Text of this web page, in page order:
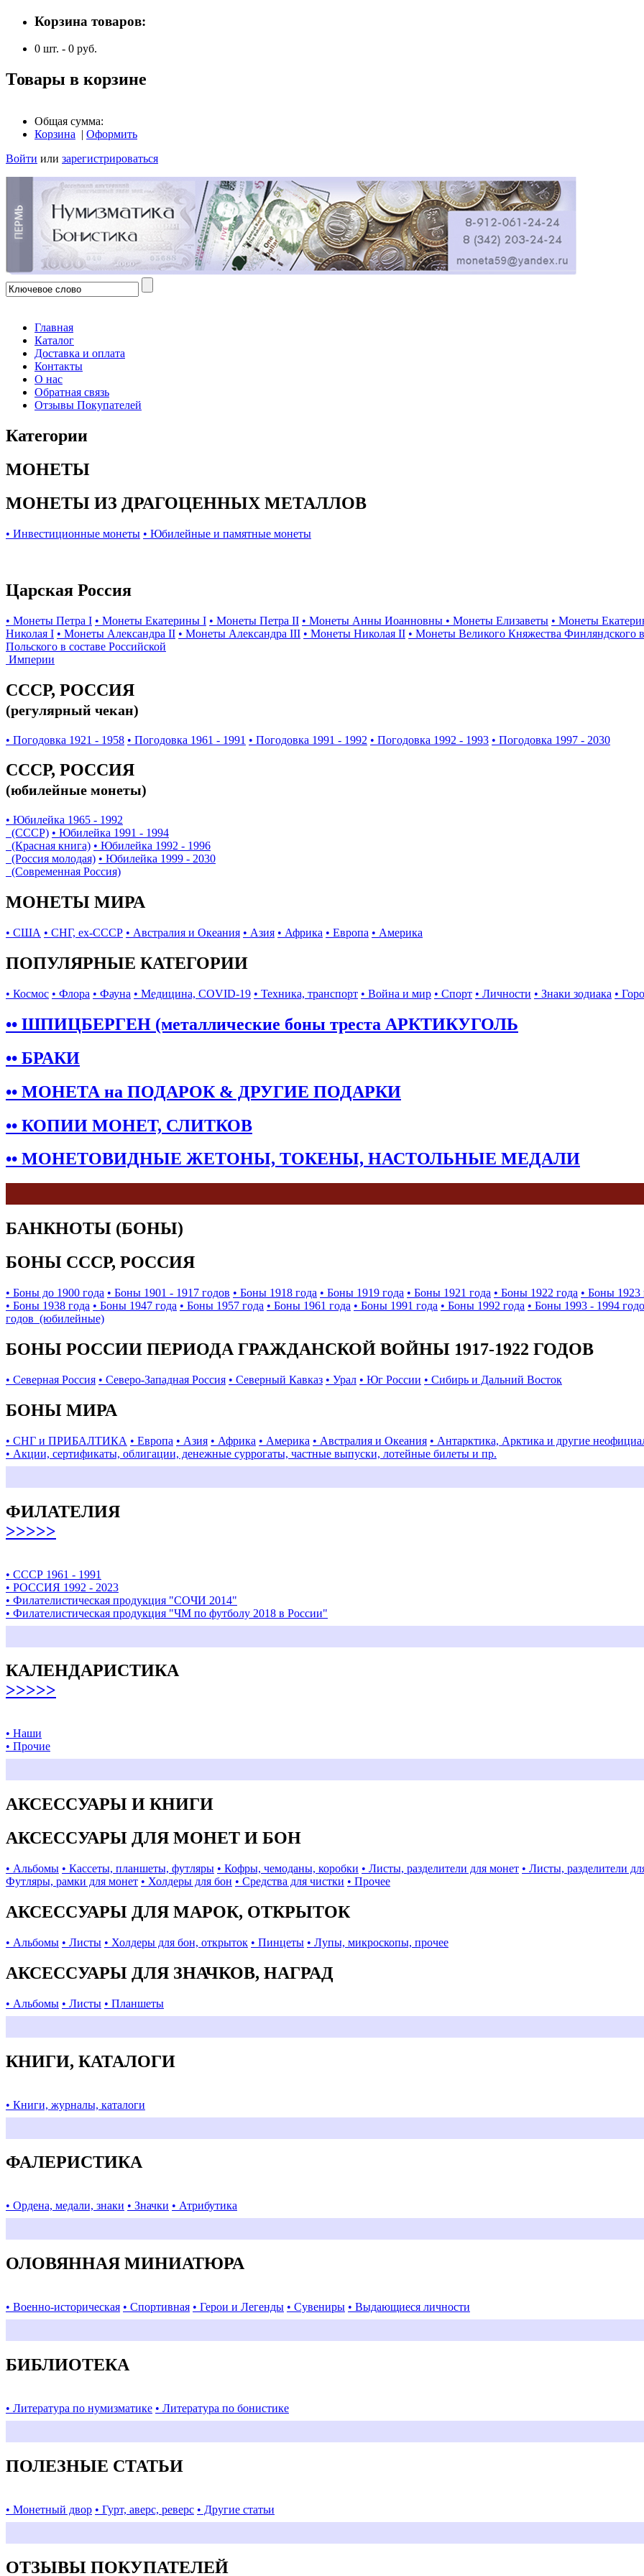
Корзина товаров:
0 шт. - 0 руб.
Товары в корзине
Общая сумма:
Корзина | Оформить
Войти или зарегистрироваться
Главная
Каталог
Доставка и оплата
Контакты
О нас
Обратная связь
Отзывы Покупателей
Категории
МОНЕТЫ
МОНЕТЫ ИЗ ДРАГОЦЕННЫХ МЕТАЛЛОВ
• Инвестиционные монеты • Юбилейные и памятные монеты
Царская Россия
• Монеты Петра I • Монеты Екатерины I • Монеты Петра II • Монеты Анны Иоанновны • Монеты Елизаветы • Монеты
Николая I • Монеты Александра II • Монеты Александра III • Монеты Николая II • Монеты Великого Княжества Финляндского
Польского в составе Российской
Империи
СССР, РОССИЯ
(регулярный чекан)
• Погодовка 1921 - 1958 • Погодовка 1961 - 1991 • Погодовка 1991 - 1992 • Погодовка 1992 - 1993 • Погодовка 1997 - 2030
СССР, РОССИЯ
(юбилейные монеты)
• Юбилейка 1965 - 1992
(СССР) • Юбилейка 1991 - 1994
(Красная книга) • Юбилейка 1992 - 1996
(Россия молодая) • Юбилейка 1999 - 2030
(Современная Россия)
МОНЕТЫ МИРА
• США • СНГ, ex-СССР • Австралия и Океания • Азия • Африка • Европа • Америка
ПОПУЛЯРНЫЕ КАТЕГОРИИ
• Космос • Флора • Фауна • Медицина, COVID-19 • Техника, транспорт • Война и мир • Спорт • Личности • Знаки зодиака •
•• ШПИЦБЕРГЕН (металлические боны треста АРКТИКУГОЛЬ
•• БРАКИ
•• МОНЕТА на ПОДАРОК & ДРУГИЕ ПОДАРКИ
•• КОПИИ МОНЕТ, СЛИТКОВ
•• МОНЕТОВИДНЫЕ ЖЕТОНЫ, ТОКЕНЫ, НАСТОЛЬНЫЕ МЕДАЛИ
БАНКНОТЫ (БОНЫ)
БОНЫ СССР, РОССИЯ
• Боны до 1900 года • Боны 1901 - 1917 годов • Боны 1918 года • Боны 1919 года • Боны 1921 года • Боны 1922 года • Боны 1923
• Боны 1938 года • Боны 1947 года • Боны 1957 года • Боны 1961 года • Боны 1991 года • Боны 1992 года • Боны 1993 - 1994
годов (юбилейные)
БОНЫ РОССИИ ПЕРИОДА ГРАЖДАНСКОЙ ВОЙНЫ 1917-1922 ГОДОВ
• Северная Россия • Северо-Западная Россия • Северный Кавказ • Урал • Юг России • Сибирь и Дальний Восток
БОНЫ МИРА
• СНГ и ПРИБАЛТИКА • Европа • Азия • Африка • Америка • Австралия и Океания • Антарктика, Арктика и другие
• Акции, сертификаты, облигации, денежные суррогаты, частные выпуски, лотейные билеты и пр.
ФИЛАТЕЛИЯ
>>>>>
• СССР 1961 - 1991
• РОССИЯ 1992 - 2023
• Филателистическая продукция "СОЧИ 2014"
• Филателистическая продукция "ЧМ по футболу 2018 в России"
КАЛЕНДАРИСТИКА
>>>>>
• Наши
• Прочие
АКСЕССУАРЫ И КНИГИ
АКСЕССУАРЫ ДЛЯ МОНЕТ И БОН
• Альбомы • Кассеты, планшеты, футляры • Кофры, чемоданы, коробки • Листы, разделители для монет • Листы, разделители
Футляры, рамки для монет • Холдеры для бон • Средства для чистки • Прочее
АКСЕССУАРЫ ДЛЯ МАРОК, ОТКРЫТОК
• Альбомы • Листы • Холдеры для бон, открыток • Пинцеты • Лупы, микроскопы, прочее
АКСЕССУАРЫ ДЛЯ ЗНАЧКОВ, НАГРАД
• Альбомы • Листы • Планшеты
КНИГИ, КАТАЛОГИ
• Книги, журналы, каталоги
ФАЛЕРИСТИКА
• Ордена, медали, знаки • Значки • Атрибутика
ОЛОВЯННАЯ МИНИАТЮРА
• Военно-историческая • Спортивная • Герои и Легенды • Сувениры • Выдающиеся личности
БИБЛИОТЕКА
• Литература по нумизматике • Литература по бонистике
ПОЛЕЗНЫЕ СТАТЬИ
• Монетный двор • Гурт, аверс, реверс • Другие статьи
ОТЗЫВЫ ПОКУПАТЕЛЕЙ